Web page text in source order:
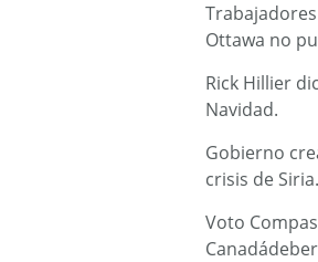
Ottawa no
Rick Hillier
Navidad.
Gobierno
crisis de Siria.
Voto